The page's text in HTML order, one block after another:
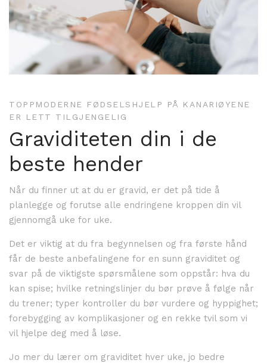
TOPPMODERNE FØDSELSHJELP PÅ KANARIØYENE
ER LETT TILGJENGELIG
Graviditeten din i de
beste hender
Når du finner ut at du er gravid, er det på tide å
planlegge og forutse alle endringene kroppen din vil
gjennomgå uke for uke.
Det er viktig at du fra begynnelsen og fra første hånd
får de beste anbefalingene for en sunn graviditet og
svar på de viktigste spørsmålene som oppstår: hva du
kan spise; hvilke retningslinjer du bør prøve å følge når
du trener; typer kontroller du bør vurdere og hyppighet;
forebygging av komplikasjoner og en rekke tvil som vi
vil hjelpe deg med å løse.
Jo mer du lærer om graviditet hver uke, jo bedre